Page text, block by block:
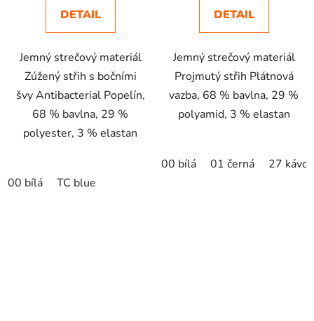
DETAIL
Jemný strečový materiál
Zúžený střih s bočními
švy Antibacterial Popelín,
68 % bavlna, 29 %
polyester, 3 % elastan
00 bílá TC blue
DETAIL
Jemný strečový materiál
Projmutý střih Plátnová
vazba, 68 % bavlna, 29 %
polyamid, 3 % elastan
00 bílá 01 černá 27